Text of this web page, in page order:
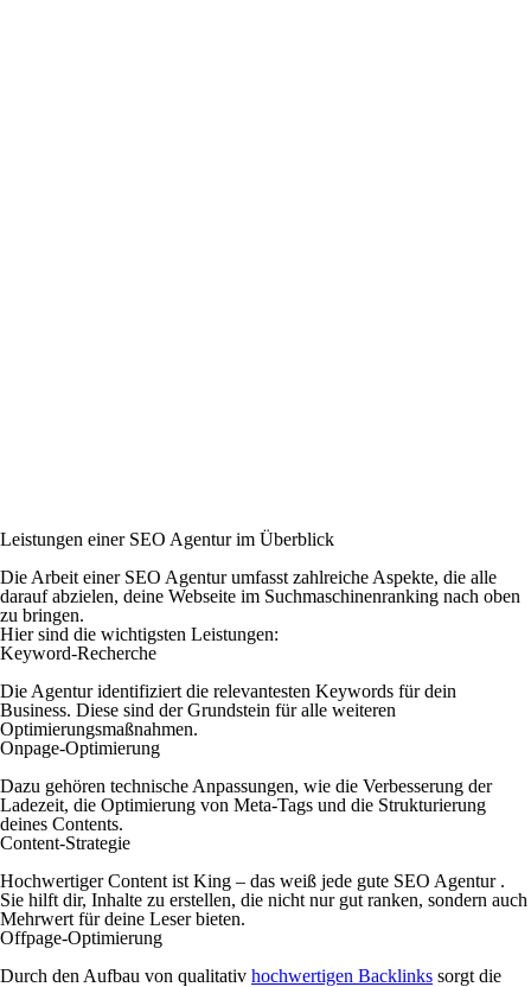
Leistungen einer SEO Agentur im Überblick
Die Arbeit einer SEO Agentur umfasst zahlreiche Aspekte, die alle
darauf abzielen, deine Webseite im Suchmaschinenranking nach oben
zu bringen.
Hier sind die wichtigsten Leistungen:
Keyword-Recherche
Die Agentur identifiziert die relevantesten Keywords für dein
Business. Diese sind der Grundstein für alle weiteren
Optimierungsmaßnahmen.
Onpage-Optimierung
Dazu gehören technische Anpassungen, wie die Verbesserung der
Ladezeit, die Optimierung von Meta-Tags und die Strukturierung
deines Contents.
Content-Strategie
Hochwertiger Content ist King – das weiß jede gute SEO Agentur .
Sie hilft dir, Inhalte zu erstellen, die nicht nur gut ranken, sondern auch
Mehrwert für deine Leser bieten.
Offpage-Optimierung
Durch den Aufbau von qualitativ hochwertigen Backlinks sorgt die